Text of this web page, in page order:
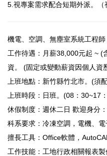
5.視專案需求配合短期外派。（
機電、空調、無塵室系統工程師
工作待遇：月薪38,000元起 ~ (
資。 (固定或變動薪資因個人資
上班地點：新竹縣竹北市。(須
上班時段：日班。(08：30~17
休假制度：週休二日 歡迎身分
科系要求：冷凍空調，電機、
擅長工具：Office軟體，
工作技能：工地行政相關報表